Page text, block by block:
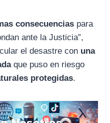
consecuencias para
ante la Justicia”,
el desastre con una
que puso en riesgo
protegidas.